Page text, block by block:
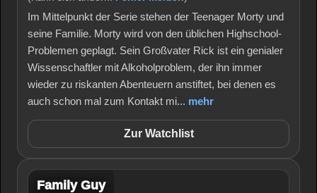
Im Mittelpunkt der Serie stehen der Teenager Morty und
seine Familie. Morty wird von den üblichen Highschool-
Problemen geplagt. Sein Großvater Rick ist ein genialer
Wissenschaftler mit Alkoholproblem, der ihn immer
wieder zu riskanten Abenteuern anstiftet, bei denen es
auch schon mal zum Kontakt mi... mehr
Zur Watchlist
Family Guy